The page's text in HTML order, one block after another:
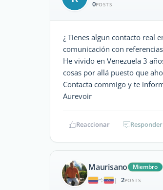
0POSTS
¿ Tienes algun contacto real
comunicación con
He vivido en Venezuela 3
cosas por allá puesto que
Contacta commigo y te
Aurevoir
Reaccionar Responder
Maurisano
Miembro
|
2POSTS